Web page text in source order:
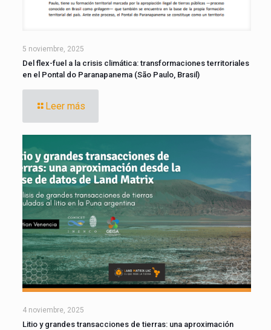
5 noviembre, 2025
Del flex-fuel a la crisis climática: transformaciones territoriales
en el Pontal do Paranapanema (São Paulo, Brasil)
Leer más
4 noviembre, 2025
Litio y grandes transacciones de tierras: una aproximación